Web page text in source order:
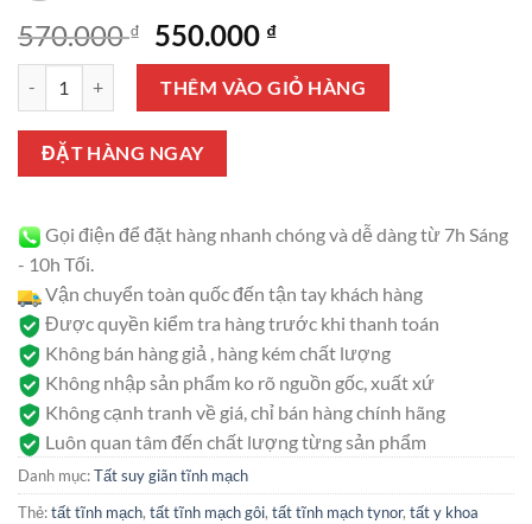
570.000₫
Giá
gốc
là:
570.000 ₫.
550.000 ₫Giá
hiện
tại
là:
Tất tĩnh mạch TYNOR I67 ( loại gối) số lượng
THÊM VÀO GIỎ HÀNG
ĐẶT HÀNG NGAY
Gọi điện để đặt hàng nhanh chóng và dễ dàng từ 7h Sáng
- 10h Tối.
Vận chuyển toàn quốc đến tận tay khách hàng
Được quyền kiểm tra hàng trước khi thanh toán
Không bán hàng giả , hàng kém chất lượng
Không nhập sản phẩm ko rõ nguồn gốc, xuất xứ
Không cạnh tranh về giá, chỉ bán hàng chính hãng
Luôn quan tâm đến chất lượng từng sản phẩm
Danh mục:Tất suy giãn tĩnh mạch
Thẻ:tất tĩnh mạch, tất tĩnh mạch gôi, tất tĩnh mạch tynor, tất y khoa